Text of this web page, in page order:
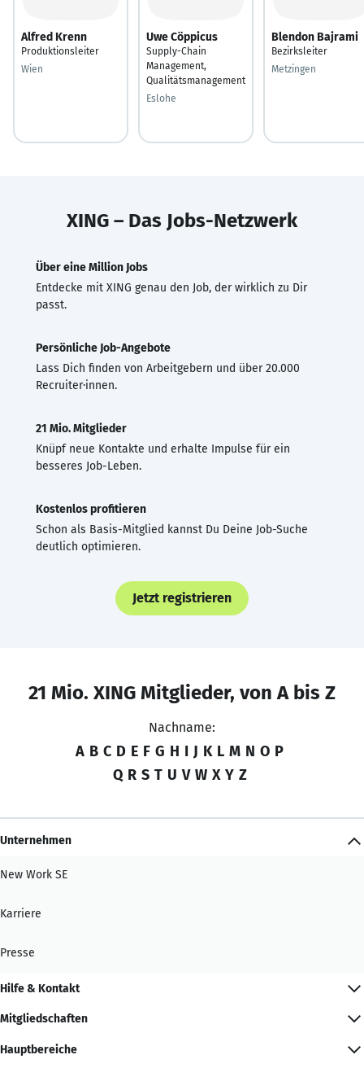
Alfred Krenn
Produktionsleiter
Wien
Uwe Cöppicus
Supply-Chain
Management,
Qualitätsmanagement
Eslohe
Blendon Bajrami
Bezirksleiter
Metzingen
XING – Das Jobs-Netzwerk
Über eine Million Jobs
Entdecke mit XING genau den Job, der wirklich zu Dir
passt.
Persönliche Job-Angebote
Lass Dich finden von Arbeitgebern und über 20.000
Recruiter·innen.
21 Mio. Mitglieder
Knüpf neue Kontakte und erhalte Impulse für ein
besseres Job-Leben.
Kostenlos profitieren
Schon als Basis-Mitglied kannst Du Deine Job-Suche
deutlich optimieren.
Jetzt registrieren
21 Mio. XING Mitglieder, von A bis Z
Nachname:
A B C D E F G H I J K L M N O P
Q R S T U V W X Y Z
Unternehmen
New Work SE
Karriere
Presse
Hilfe & Kontakt
Mitgliedschaften
Hauptbereiche